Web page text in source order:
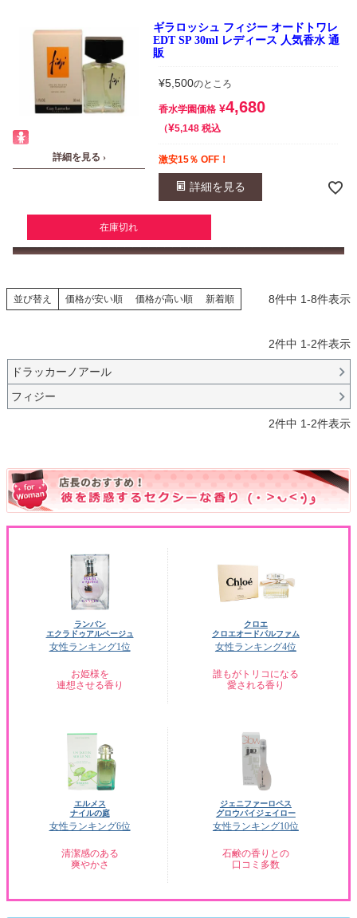
詳細を見る ›
ギラロッシュ フィジー オードトワレ
EDT SP 30ml レディース 人気香水 通
販
¥5,500のところ
香水学園価格 ¥4,680
¥5,148 税込
激安15％ OFF！
詳細を見る
在庫切れ
並び替え 価格が安い順 価格が高い順 新着順 8件中 1-8件表示
2件中 1-2件表示
ドラッカーノアール
フィジー
2件中 1-2件表示
ランバン
エクラドゥアルページュ
女性ランキング1位
お姫様を
連想させる香り
クロエ
クロエオードパルファム
女性ランキング4位
誰もがトリコになる
愛される香り
エルメス
ナイルの庭
女性ランキング6位
清潔感のある
爽やかさ
ジェニファーロペス
グロウバイジェイロー
女性ランキング10位
石鹸の香りとの
口コミ多数